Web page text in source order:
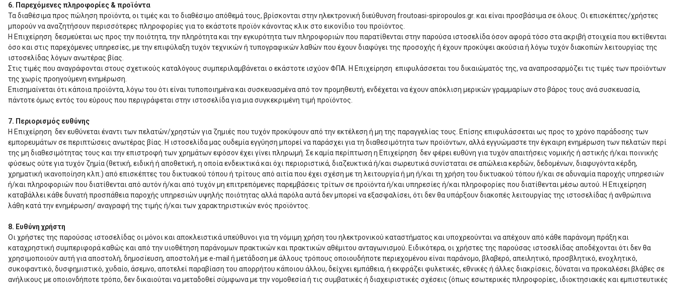
6. Παρεχόμενες πληροφορίες & προϊόντα
Τα διαθέσιμα προς πώληση προϊόντα, οι τιμές και το διαθέσιμο απόθεμά τους, βρίσκονται στην ηλεκτρονική διεύθυνση froutoasi-spiropoulos.gr. και είναι προσβάσιμα σε όλους. Οι επισκέπτες/χρήστες
μπορούν να αναζητήσουν περισσότερες πληροφορίες για το εκάστοτε προϊόν κάνοντας κλικ στο εικονίδιο του προϊόντος.
Η Επιχείρηση δεσμεύεται ως προς την ποιότητα, την πληρότητα και την εγκυρότητα των πληροφοριών που παρατίθενται στην παρούσα ιστοσελίδα όσον αφορά τόσο στα ακριβή στοιχεία που εκτίθενται
όσο και στις παρεχόμενες υπηρεσίες, με την επιφύλαξη τυχόν τεχνικών ή τυπογραφικών λαθών που έχουν διαφύγει της προσοχής ή έχουν προκύψει ακούσια ή λόγω τυχόν διακοπών λειτουργίας της
ιστοσελίδας λόγων ανωτέρας βίας.
Στις τιμές που αναγράφονται στους σχετικούς καταλόγους συμπεριλαμβάνεται ο εκάστοτε ισχύον ΦΠΑ. Η Επιχείρηση επιφυλάσσεται του δικαιώματός της, να αναπροσαρμόζει τις τιμές των προϊόντων
της χωρίς προηγούμενη ενημέρωση.
Επισημαίνεται ότι κάποια προϊόντα, λόγω του ότι είναι τυποποιημένα και συσκευασμένα από τον προμηθευτή, ενδέχεται να έχουν απόκλιση μερικών γραμμαρίων στο βάρος τους ανά συσκευασία,
πάντοτε όμως εντός του εύρους που περιγράφεται στην ιστοσελίδα για μια συγκεκριμένη τιμή προϊόντος.
7. Περιορισμός ευθύνης
Η Επιχείρηση δεν ευθύνεται έναντι των πελατών/χρηστών για ζημιές που τυχόν προκύψουν από την εκτέλεση ή μη της παραγγελίας τους. Επίσης επιφυλάσσεται ως προς το χρόνο παράδοσης των
εμπορευμάτων σε περιπτώσεις ανωτέρας βίας. Η ιστοσελίδα μας ουδεμία εγγύηση μπορεί να παράσχει για τη διαθεσιμότητα των προϊόντων, αλλά εγγυώμαστε την έγκαιρη ενημέρωση των πελατών περί
της μη διαθεσιμότητας τους και την επιστροφή των χρημάτων εφόσον έχει γίνει πληρωμή. Σε καμία περίπτωση η Επιχείρηση δεν φέρει ευθύνη για τυχόν απαιτήσεις νομικής ή αστικής ή/και ποινικής
φύσεως ούτε για τυχόν ζημία (θετική, ειδική ή αποθετική, η οποία ενδεικτικά και όχι περιοριστικά, διαζευκτικά ή/και σωρευτικά συνίσταται σε απώλεια κερδών, δεδομένων, διαφυγόντα κέρδη,
χρηματική ικανοποίηση κλπ.) από επισκέπτες του δικτυακού τόπου ή τρίτους από αιτία που έχει σχέση με τη λειτουργία ή μη ή/και τη χρήση του δικτυακού τόπου ή/και σε αδυναμία παροχής υπηρεσιών
ή/και πληροφοριών που διατίθενται από αυτόν ή/και από τυχόν μη επιτρεπόμενες παρεμβάσεις τρίτων σε προϊόντα ή/και υπηρεσίες ή/και πληροφορίες που διατίθενται μέσω αυτού. Η Επιχείρηση
καταβάλλει κάθε δυνατή προσπάθεια παροχής υπηρεσιών υψηλής ποιότητας αλλά παρόλα αυτά δεν μπορεί να εξασφαλίσει, ότι δεν θα υπάρξουν διακοπές λειτουργίας της ιστοσελίδας ή ανθρώπινα
λάθη κατά την ενημέρωση/ αναγραφή της τιμής ή/και των χαρακτηριστικών ενός προϊόντος.
8. Ευθύνη χρήστη
Οι χρήστες της παρούσας ιστοσελίδας οι μόνοι και αποκλειστικά υπεύθυνοι για τη νόμιμη χρήση του ηλεκτρονικού καταστήματος και υποχρεούνται να απέχουν από κάθε παράνομη πράξη και
καταχρηστική συμπεριφορά καθώς και από την υιοθέτηση παράνομων πρακτικών και πρακτικών αθέμιτου ανταγωνισμού. Ειδικότερα, οι χρήστες της παρούσας ιστοσελίδας αποδέχονται ότι δεν θα
χρησιμοποιούν αυτή για αποστολή, δημοσίευση, αποστολή με e-mail ή μετάδοση με άλλους τρόπους οποιουδήποτε περιεχομένου είναι παράνομο, βλαβερό, απειλητικό, προσβλητικό, ενοχλητικό,
συκοφαντικό, δυσφημιστικό, χυδαίο, άσεμνο, αποτελεί παραβίαση του απορρήτου κάποιου άλλου, δείχνει εμπάθεια, ή εκφράζει φυλετικές, εθνικές ή άλλες διακρίσεις, δύναται να προκαλέσει βλάβες σε
ανήλικους με οποιονδήποτε τρόπο, δεν δικαιούται να μεταδοθεί σύμφωνα με την νομοθεσία ή τις συμβατικές ή διαχειριστικές σχέσεις (όπως εσωτερικές πληροφορίες, ιδιοκτησιακές και εμπιστευτικές